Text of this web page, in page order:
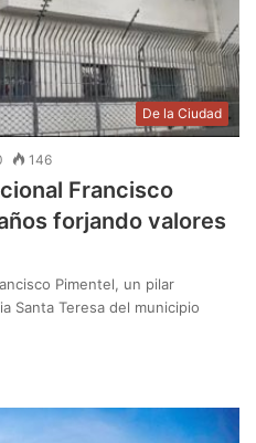
De la Ciudad
146
Francisco
forjando valores
Pimentel, un pilar
Santa Teresa del municipio